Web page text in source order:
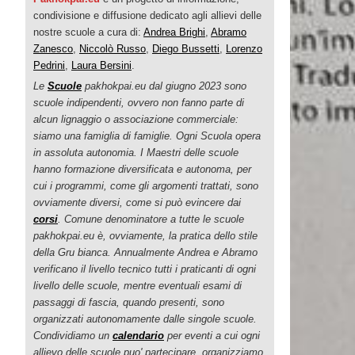
condivisione e diffusione dedicato agli allievi delle
nostre scuole a cura di: Andrea Brighi Abramo
Zanesco Niccolò Russo Diego Bussetti
Lorenzo
Pedrini
Laura Bersini
Le Scuole pakhokpai.eu dal giugno 2023 sono
scuole indipendenti, ovvero non fanno parte di
alcun lignaggio o associazione commerciale:
siamo una famiglia di famiglie. Ogni Scuola opera
in assoluta autonomia. I Maestri delle scuole
hanno formazione diversificata e autonoma, per
cui i programmi, come gli argomenti trattati, sono
ovviamente diversi, come si può evincere dai
corsi . Comune denominatore a tutte le scuole
pakhokpai.eu è, ovviamente, la pratica dello stile
della Gru bianca. Annualmente Andrea e Abramo
verificano il livello tecnico tutti i praticanti di ogni
livello delle scuole, mentre eventuali esami di
passaggi di fascia, quando presenti, sono
organizzati autonomamente dalle singole scuole.
Condividiamo un calendario per eventi a cui ogni
allievo delle scuole puo' partecipare, organizziamo